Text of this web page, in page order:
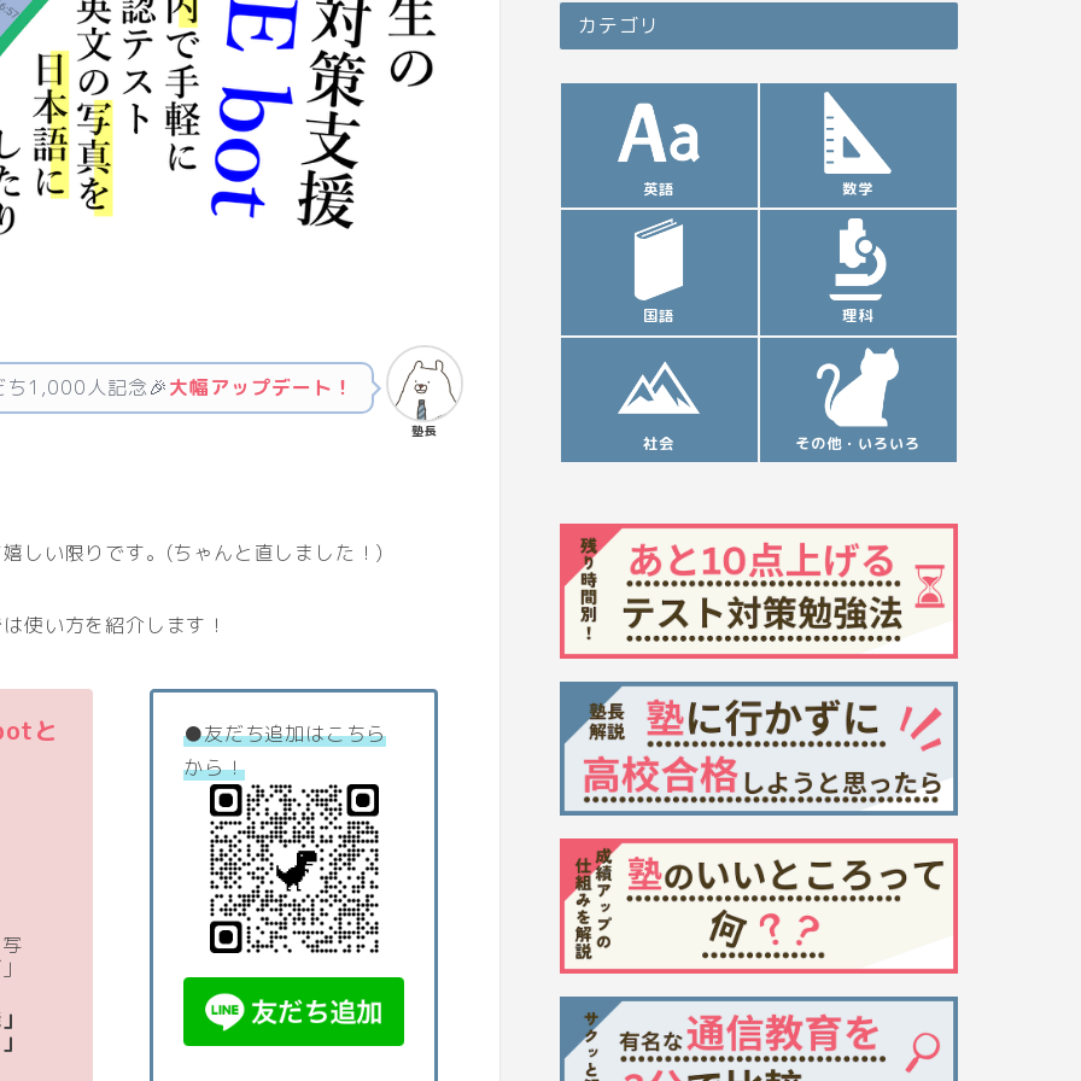
1,000人記念🎉大幅アップデート！
塾長
しい限りです。(ちゃんと直しました！)
使い方を紹介します！
と
●友だち追加はこちら
から！
カテゴリ
英語 数学
国語 理科
社会 その他・いろいろ